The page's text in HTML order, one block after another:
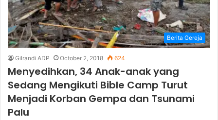
Berita Gereja
Gilrandi ADP October 2, 2018 624
Menyedihkan, 34 Anak-anak yang
Sedang Mengikuti Bible Camp Turut
Menjadi Korban Gempa dan Tsunami
Palu